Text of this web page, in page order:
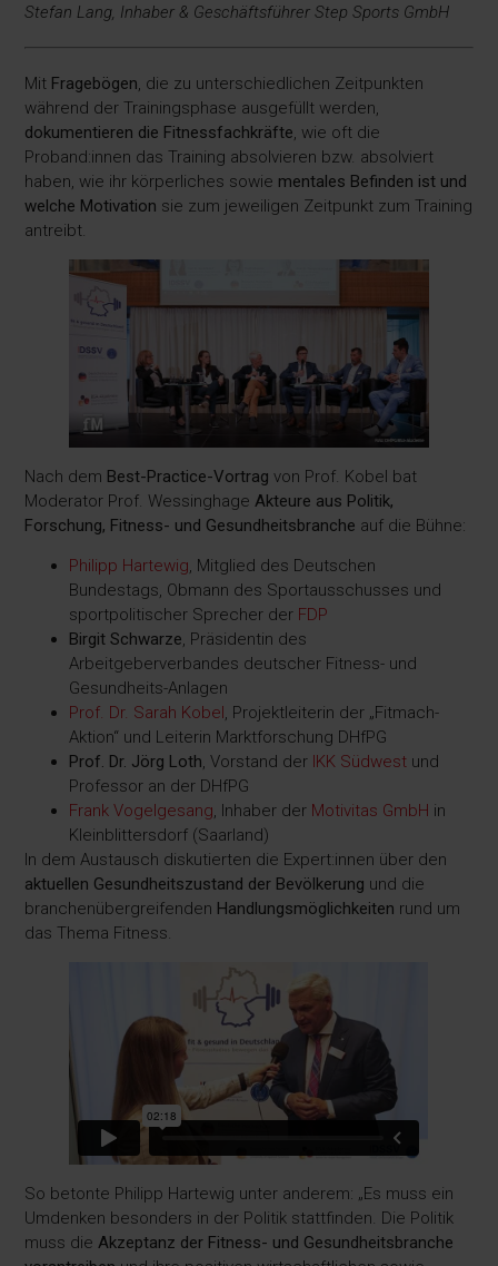
Stefan Lang, Inhaber & Geschäftsführer Step Sports GmbH
Mit Fragebögen, die zu unterschiedlichen Zeitpunkten
während der Trainingsphase ausgefüllt werden,
dokumentieren die Fitnessfachkräfte, wie oft die
Proband:innen das Training absolvieren bzw. absolviert
haben, wie ihr körperliches sowie mentales Befinden ist und
welche Motivation sie zum jeweiligen Zeitpunkt zum Training
antreibt.
Nach dem Best-Practice-Vortrag von Prof. Kobel bat
Moderator Prof. WessinghageAkteure aus Politik,
Forschung, Fitness- und Gesundheitsbranche auf die Bühne:
Philipp Hartewig, Mitglied des Deutschen
Bundestags, Obmann des Sportausschusses und
sportpolitischer Sprecher der FDP
Birgit Schwarze, Präsidentin des
Arbeitgeberverbandes deutscher Fitness- und
Gesundheits-Anlagen
Prof. Dr. Sarah Kobel, Projektleiterin der „Fitmach-
Aktion“ und Leiterin Marktforschung DHfPG
Prof. Dr. Jörg Loth, Vorstand der IKK Südwest und
Professor an der DHfPG
Frank Vogelgesang, Inhaber der Motivitas GmbH in
Kleinblittersdorf (Saarland)
In dem Austausch diskutierten die Expert:innen über den
aktuellen Gesundheitszustand der Bevölkerung und die
branchenübergreifenden Handlungsmöglichkeiten rund um
das Thema Fitness.
So betonte Philipp Hartewig unter anderem: „Es muss ein
Umdenken besonders in der Politik stattfinden. Die Politik
muss dieAkzeptanz der Fitness- und Gesundheitsbranche